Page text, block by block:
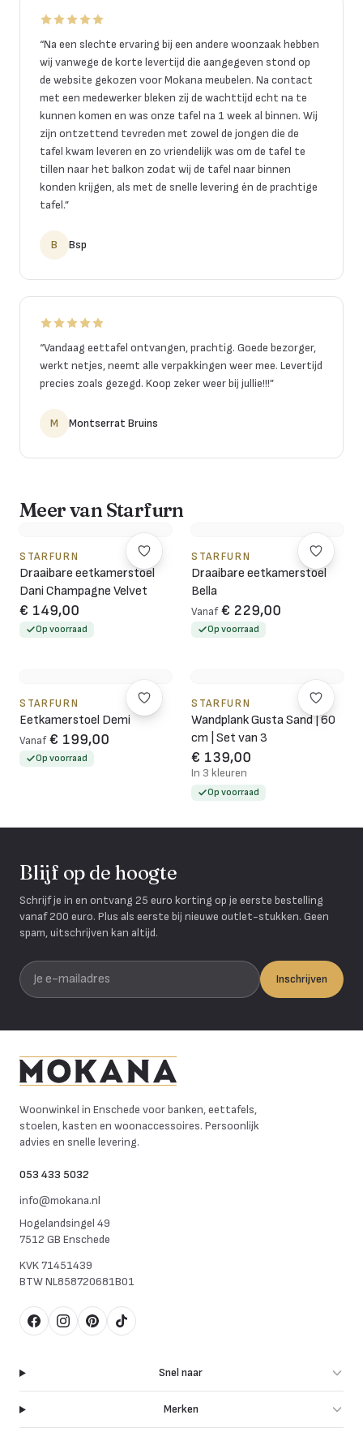
“Na een slechte ervaring bij een andere woonzaak hebben
wij vanwege de korte levertijd die aangegeven stond op
de website gekozen voor Mokana meubelen. Na contact
met een medewerker bleken zij de wachttijd echt na te
kunnen komen en was onze tafel na 1 week al binnen. Wij
zijn ontzettend tevreden met zowel de jongen die de
tafel kwam leveren en zo vriendelijk was om de tafel te
tillen naar het balkon zodat wij de tafel naar binnen
konden krijgen, als met de snelle levering én de prachtige
tafel.”
B Bsp
“Vandaag eettafel ontvangen, prachtig. Goede bezorger,
werkt netjes, neemt alle verpakkingen weer mee. Levertijd
precies zoals gezegd. Koop zeker weer bij jullie!!!”
M Montserrat Bruins
Meer van Starfurn
STARFURN
Draaibare eetkamerstoel
Dani Champagne Velvet
€ 149,00
Op voorraad
STARFURN
Draaibare eetkamerstoel
Bella
Vanaf € 229,00
Op voorraad
STARFURN
Eetkamerstoel Demi
Vanaf € 199,00
Op voorraad
STARFURN
Wandplank Gusta Sand | 60
cm | Set van 3
€ 139,00
In 3 kleuren
Op voorraad
Blijf op de hoogte
Schrijf je in en ontvang 25 euro korting op je eerste bestelling
vanaf 200 euro. Plus als eerste bij nieuwe outlet-stukken. Geen
spam, uitschrijven kan altijd.
Je e-mailadres
Inschrijven
Woonwinkel in Enschede voor banken, eettafels,
stoelen, kasten en woonaccessoires. Persoonlijk
advies en snelle levering.
053 433 5032
info@mokana.nl
Hogelandsingel 49
7512 GB Enschede
KVK71451439
BTWNL858720681B01
FacebookInstagram
Pinterest
TikTok
Snel naar
Merken